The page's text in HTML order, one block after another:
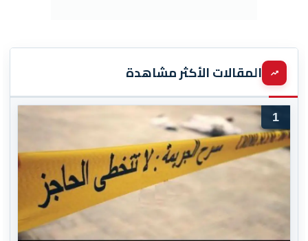
المقالات الأكثر مشاهدة
1